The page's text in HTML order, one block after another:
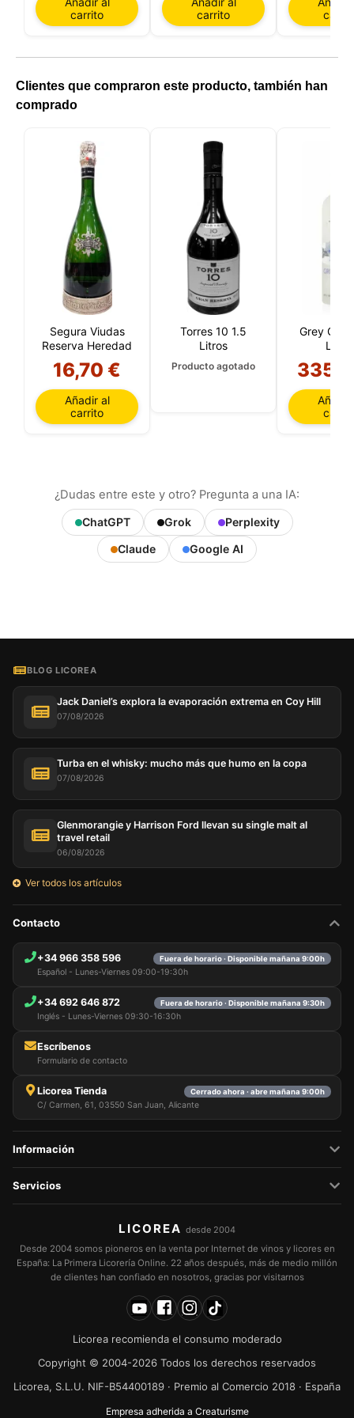
carrito
carrito
Clientes que compraron este producto, también han
comprado
Segura Viudas
Reserva Heredad
16,70 €
Añadir al
carrito
Torres 10 1.5
Litros
Producto agotado
Grey
Litros
Añadir
¿Dudas entre este y otro? Pregunta a una IA:
ChatGPT Grok
Perplexity
Claude
Google AI
BLOG LICOREA
Jack Daniel’s explora la evaporación extrema en Coy Hill
07/08/2026
Turba en el whisky: mucho más que humo en la copa
07/08/2026
Glenmorangie y Harrison Ford llevan su single malt al
travel retail
06/08/2026
Ver todos los artículos
Contacto
+34 966 358 596 Fuera de horario · Disponible mañana 9:00h
Español - Lunes-Viernes 09:00-19:30h
+34 692 646 872 Fuera de horario · Disponible mañana 9:30h
Inglés - Lunes-Viernes 09:30-16:30h
Escríbenos
Formulario de contacto
Licorea Tienda Cerrado ahora · abre mañana 9:00h
C/ Carmen, 61, 03550 San Juan, Alicante
Información
Servicios
LICOREA desde 2004
Desde 2004 somos pioneros en la venta por Internet de vinos y licores en
España: La Primera Licorería Online. 22 años después, más de medio millón
de clientes han confiado en nosotros, gracias por visitarnos
Licorea recomienda el consumo moderado
Copyright © 2004-2026 Todos los derechos reservados
Licorea, S.L.U. NIF-B54400189 · Premio al Comercio 2018 · España
Empresa adherida a Creaturisme